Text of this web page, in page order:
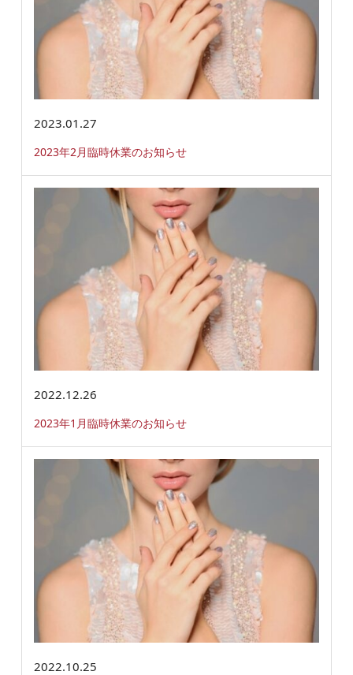
2023.01.27
2023年2月臨時休業のお知らせ
2022.12.26
2023年1月臨時休業のお知らせ
2022.10.25